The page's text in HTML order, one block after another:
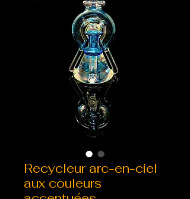
Recycleur arc-en-ciel
aux couleurs